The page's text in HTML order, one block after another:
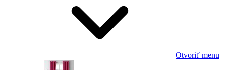
Otvoriť menu